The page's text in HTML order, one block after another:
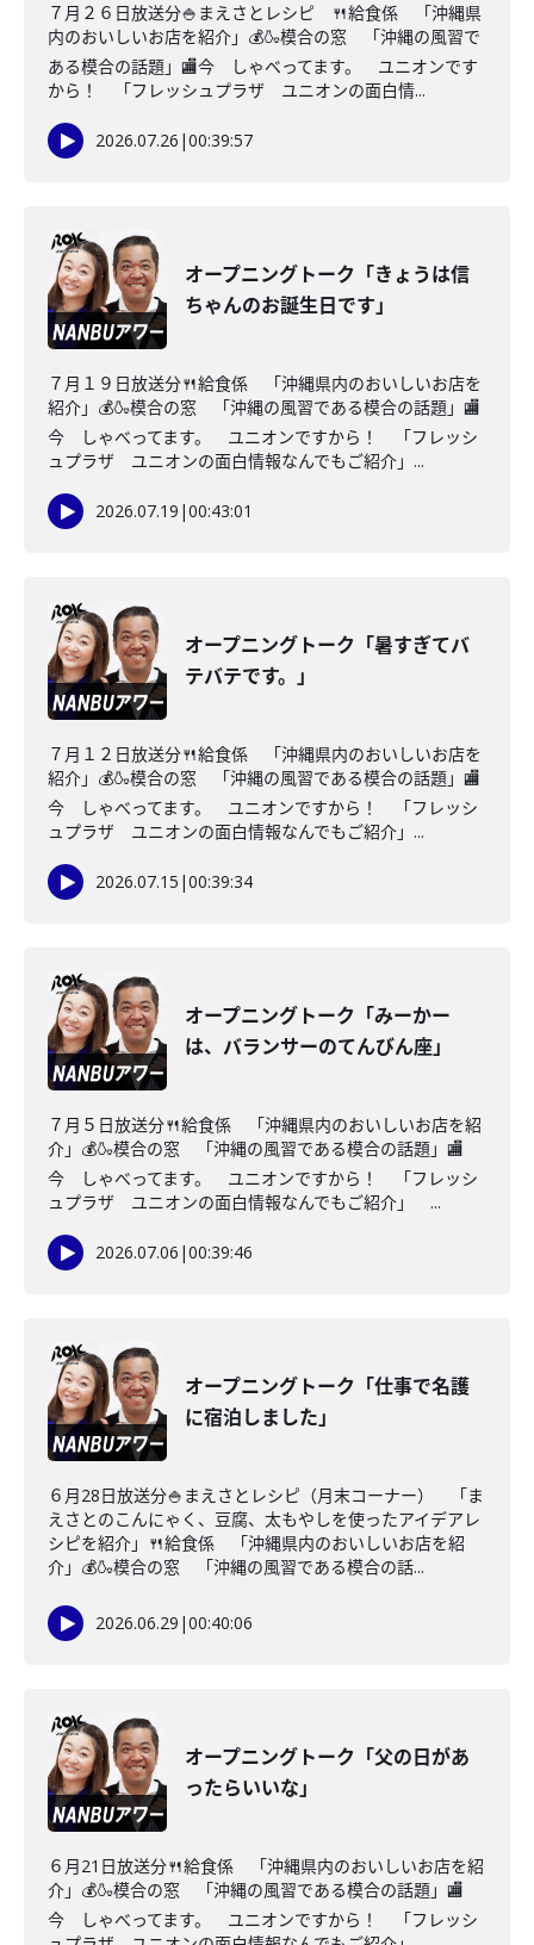
７月２６日放送分🍚まえさとレシピ 🍴給食係 「沖縄県
内のおいしいお店を紹介」💰🍶模合の窓 「沖縄の風習で
ある模合の話題」🏬今 しゃべってます。 ユニオンです
から！ 「フレッシュプラザ ユニオンの面白情...
2026.07.26 |00:39:57
オープニングトーク「きょうは信
ちゃんのお誕生日です」
７月１９日放送分🍴給食係 「沖縄県内のおいしいお店を
紹介」💰🍶模合の窓 「沖縄の風習である模合の話題」🏬
今 しゃべってます。 ユニオンですから！ 「フレッシ
ュプラザ ユニオンの面白情報なんでもご紹介」...
2026.07.19 |00:43:01
オープニングトーク「暑すぎてバ
テバテです。」
７月１２日放送分🍴給食係 「沖縄県内のおいしいお店を
紹介」💰🍶模合の窓 「沖縄の風習である模合の話題」🏬
今 しゃべってます。 ユニオンですから！ 「フレッシ
ュプラザ ユニオンの面白情報なんでもご紹介」...
2026.07.15 |00:39:34
オープニングトーク「みーかー
は、バランサーのてんびん座」
７月５日放送分🍴給食係 「沖縄県内のおいしいお店を紹
介」💰🍶模合の窓 「沖縄の風習である模合の話題」🏬
今 しゃべってます。 ユニオンですから！ 「フレッシ
ュプラザ ユニオンの面白情報なんでもご紹介」 ...
2026.07.06 |00:39:46
オープニングトーク「仕事で名護
に宿泊しました」
６月28日放送分🍚まえさとレシピ（月末コーナー） 「ま
えさとのこんにゃく、豆腐、太もやしを使ったアイデアレ
シピを紹介」🍴給食係 「沖縄県内のおいしいお店を紹
介」💰🍶模合の窓 「沖縄の風習である模合の話...
2026.06.29 |00:40:06
オープニングトーク「父の日があ
ったらいいな」
６月21日放送分🍴給食係 「沖縄県内のおいしいお店を紹
介」💰🍶模合の窓 「沖縄の風習である模合の話題」🏬
今 しゃべってます。 ユニオンですから！ 「フレッシ